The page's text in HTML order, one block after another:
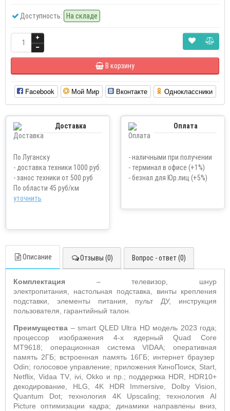
Доступность: На складе
В корзину
Facebook Мой Мир Вконтакте Одноклассники
Доставка
По Луганску
- доставка техники 1000 руб.
- занос техники от 500 руб
По области 45 руб/км
уточнить
Оплата
- наличными при получении
- терминал в офисе (+1%)
- безнал для Юр.лиц (+5%)
Описание Отзывы (0) Вопрос - ответ (0)
Комплектация – телевизор, шнур
электропитания, настольная подставка, винты крепления
подставки, элементы питания, пульт ДУ, инструкция
пользователя, гарантийный талон.
Преимущества – smart QLED Ultra HD модель 2023 года;
процессор изображения 4-х ядерный Quad
Core
MT9618; операционная системаVIDAA; оперативная
память 2ГБ; встроенная память 16ГБ; интернет браузер
Odin; голосовое управление; приложения КиноПоиск, Start,
Netflix, Vidaa TV, ivi, Okko и пр.; поддержка HDR, HDR10+
декодирование, HLG, 4K HDR Immersive, Dolby Vision,
Quantum
Dot; технология 4K Upscaling; технологияAI
Picture оптимизации кадра; динамики направлены вниз,